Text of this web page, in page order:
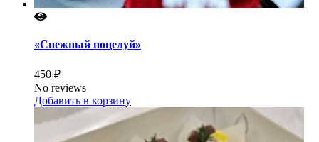
«Снежный поцелуй»
450 ₽
No reviews
Добавить в корзину